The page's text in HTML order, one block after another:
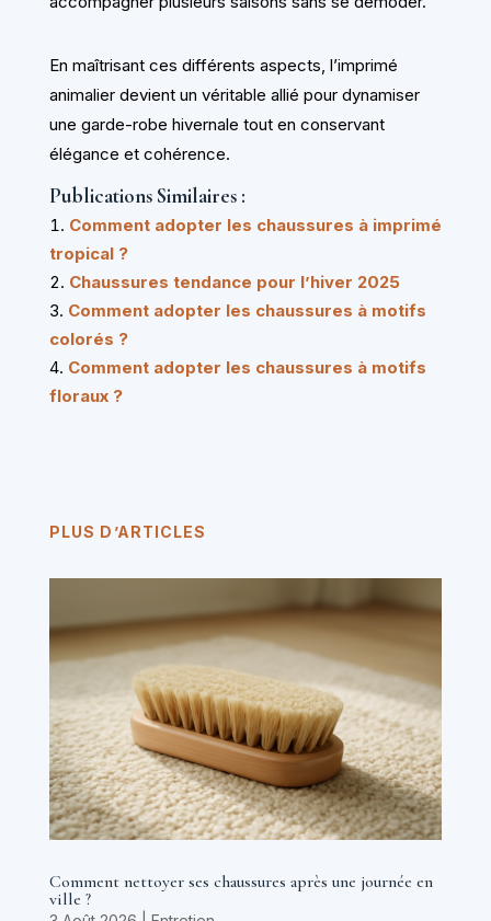
En maîtrisant ces différents aspects, l’imprimé
animalier devient un véritable allié pour dynamiser
une garde-robe hivernale tout en conservant
élégance et cohérence.
Publications Similaires :
Comment adopter les chaussures à imprimé
tropical ?
Chaussures tendance pour l’hiver 2025
Comment adopter les chaussures à motifs
colorés ?
Comment adopter les chaussures à motifs
floraux ?
PLUS D’ARTICLES
Comment nettoyer ses chaussures après une journée en
ville ?